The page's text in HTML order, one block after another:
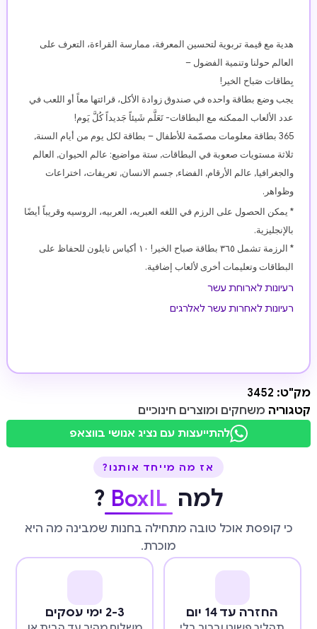
هدية مع قيمة تربوية لتحسين المعرفة، ممارسة القراءة، التعرف على
العالم حولنا وتنمية الفضول –
بِطاقات صَباح الخير!
يجب وضع بطاقة واحده في صندوق زوادة الأكل، قرائتها معاً أو اللعب في
عدد الألعاب الممكنه مع البطاقات- تَعَلَّم شَيئاً جَديداً كُلَّ يَوم!
365 بطاقة معلومات مصمّمة للأطفال – بطاقة لكل يوم من أيام السنة,
ثلاثة مستويات صعوبة في البطاقات, ستة مواضيع: عالم الحيوان, العالم
والجغرافيا, عالم الأرقام, الفضاء, جسم الانسان, تعريفات، اختراعات
وظواهر.
* يمكن الحصول على الرزم في اللغه العبريه، العربيه، الروسيه وقريباً أيضًا
بالإنجليزية.
* الرزمة تشمل ٣٦٥ بطاقة صباح الخير! ١٠ أكياس نايلون للحفاظ على
البطاقات وتعليمات أخرى لألعاب إضافية.
רעיונות לארוחת עשר
רעיונות לאחרות עשר לאלרגים
מק"ט: 3452
קטגוריה משחקים ומוצרים חינוכיים
להתייעצות עם נציג אנושי בווצאפ
אז מה מייחד אותנו?
למה BoxIL
?
כי קופסת אוכל טובה מתחילה בחנות שמבינה מה היא
מוכרת.
החזרה עד 14 יום 2-3 ימי עסקים